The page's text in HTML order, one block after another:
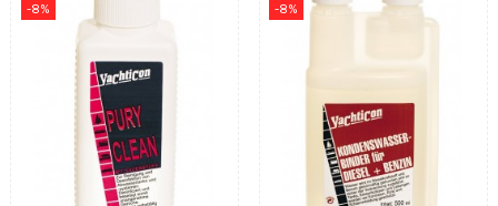
-8%
-8%